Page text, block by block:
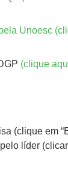
Unoesc
(clique
(clique em
líder